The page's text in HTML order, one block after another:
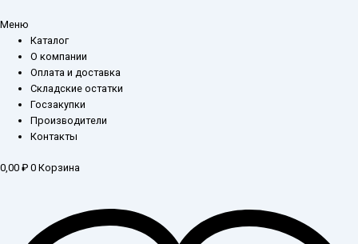
Меню
Каталог
О компании
Оплата и доставка
Складские остатки
Госзакупки
Производители
Контакты
0,00 ₽ 0 Корзина